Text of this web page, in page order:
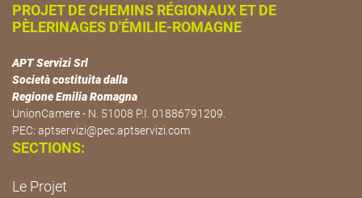
PROJET DE CHEMINS RÉGIONAUX ET DE
PÈLERINAGES D'ÉMILIE-ROMAGNE
APT Servizi Srl
Società costituita dalla
Regione Emilia Romagna
UnionCamere - N. 51008 P.I. 01886791209.
PEC: aptservizi@pec.aptservizi.com
SECTIONS:
Le Projet